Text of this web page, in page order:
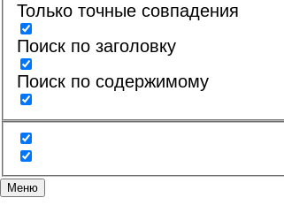
Только точные совпадения
Поиск по заголовку
Поиск по содержимому
Меню